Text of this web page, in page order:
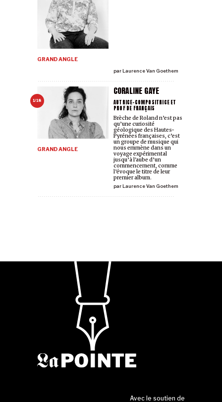
GRAND ANGLE
parLaurence Van Goethem
1/18
CORALINE GAYE
AUTRICE-COMPOSITRICE ET
PROF DE FRANÇAIS
GRAND ANGLE
parLaurence Van Goethem
Brèche de Roland n’est pas
qu’une curiosité
géologique des Hautes-
Pyrénées françaises, c’est
un groupe de musique qui
nous emmène dans un
voyage expérimental
jusqu’à l'aube d’un
commencement, comme
l’évoque le titre de leur
premier album.
Avec le soutien de